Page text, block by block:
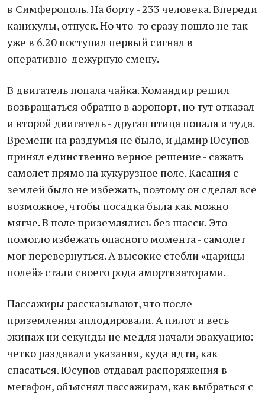
в Симферополь. На борту - 233 человека. Впереди
каникулы, отпуск. Но что-то сразу пошло не так -
уже в 6.20 поступил первый сигнал в
оперативно-дежурную смену.
В двигатель попала чайка. Командир решил
возвращаться обратно в аэропорт, но тут отказал
и второй двигатель - другая птица попала и туда.
Времени на раздумья не было, и Дамир Юсупов
принял единственно верное решение - сажать
самолет прямо на кукурузное поле. Касания с
землей было не избежать, поэтому он сделал все
возможное, чтобы посадка была как можно
мягче. В поле приземлялись без шасси. Это
помогло избежать опасного момента - самолет
мог перевернуться. А высокие стебли «царицы
полей» стали своего рода амортизаторами.
Пассажиры рассказывают, что после
приземления аплодировали. А пилот и весь
экипаж ни секунды не медля начали эвакуацию:
четко раздавали указания, куда идти, как
спасаться. Юсупов отдавал распоряжения в
мегафон, объяснял пассажирам, как выбраться с